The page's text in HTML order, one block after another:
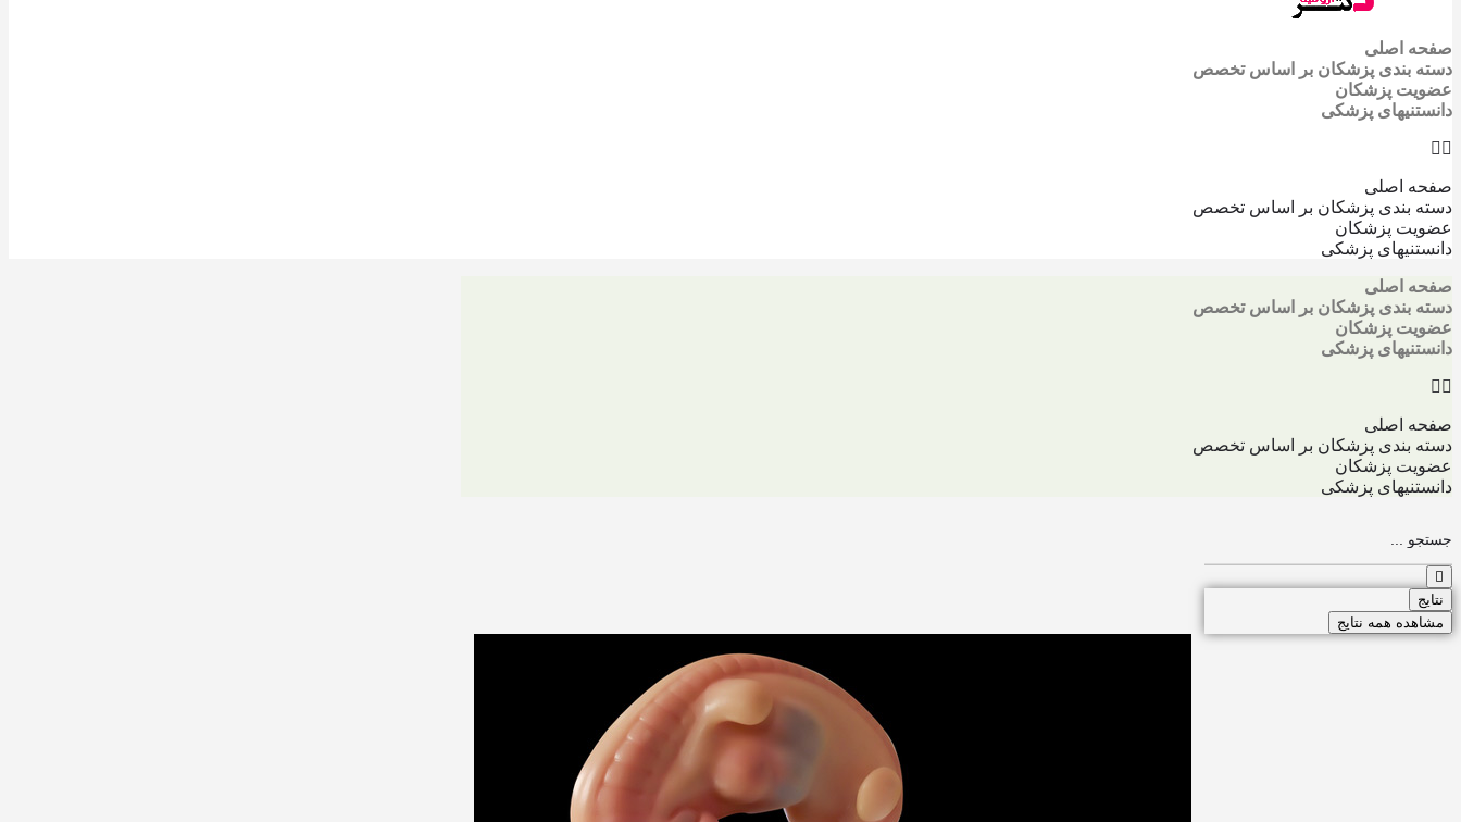
صفحه اصلی
دسته بندی پزشکان بر اساس تخصص
عضویت پزشکان
دانستنیهای پزشکی
صفحه اصلی
دسته بندی پزشکان بر اساس تخصص
عضویت پزشکان
دانستنیهای پزشکی
صفحه اصلی
دسته بندی پزشکان بر اساس تخصص
عضویت پزشکان
دانستنیهای پزشکی
صفحه اصلی
دسته بندی پزشکان بر اساس تخصص
عضویت پزشکان
دانستنیهای پزشکی
...
نتایج
مشاهده همه نتایج